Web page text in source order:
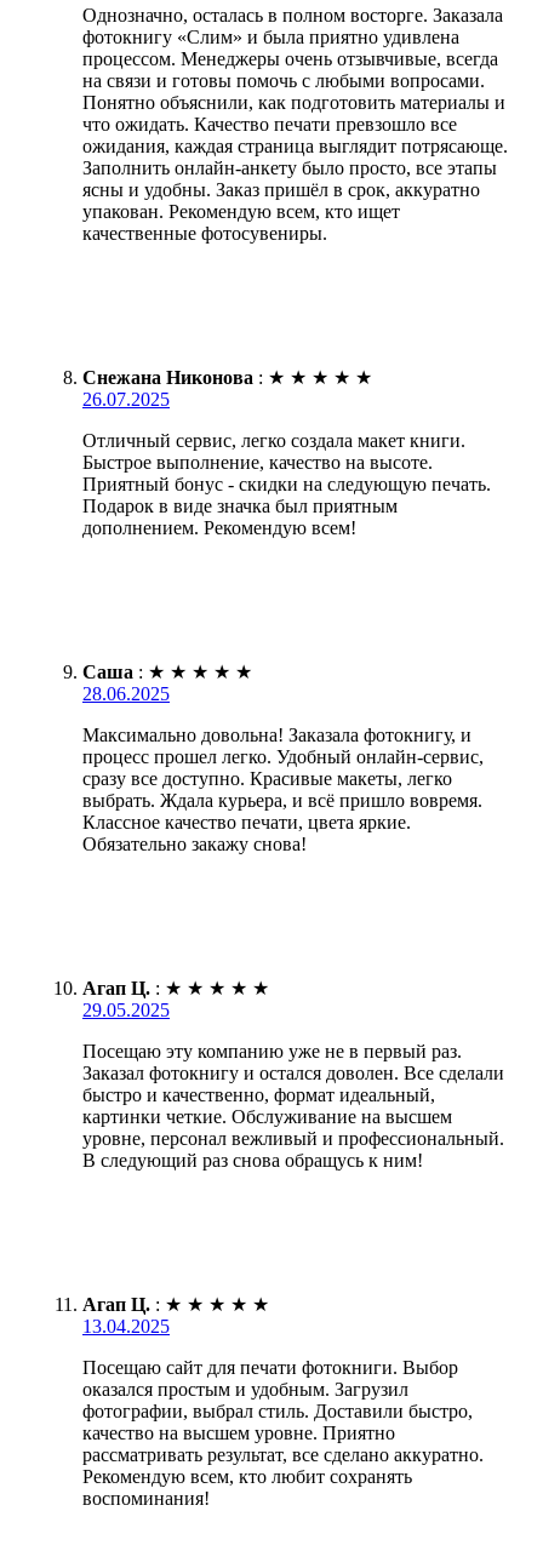
Однозначно, осталась в полном восторге. Заказала
фотокнигу «Слим» и была приятно удивлена
процессом. Менеджеры очень отзывчивые, всегда
на связи и готовы помочь с любыми вопросами.
Понятно объяснили, как подготовить материалы и
что ожидать. Качество печати превзошло все
ожидания, каждая страница выглядит потрясающе.
Заполнить онлайн-анкету было просто, все этапы
ясны и удобны. Заказ пришёл в срок, аккуратно
упакован. Рекомендую всем, кто ищет
качественные фотосувениры.
Снежана Никонова : ★ ★ ★ ★ ★
26.07.2025
Отличный сервис, легко создала макет книги.
Быстрое выполнение, качество на высоте.
Приятный бонус - скидки на следующую печать.
Подарок в виде значка был приятным
дополнением. Рекомендую всем!
Саша : ★ ★ ★ ★ ★
28.06.2025
Максимально довольна! Заказала фотокнигу, и
процесс прошел легко. Удобный онлайн-сервис,
сразу все доступно. Красивые макеты, легко
выбрать. Ждала курьера, и всё пришло вовремя.
Классное качество печати, цвета яркие.
Обязательно закажу снова!
Агап Ц. : ★ ★ ★ ★ ★
29.05.2025
Посещаю эту компанию уже не в первый раз.
Заказал фотокнигу и остался доволен. Все сделали
быстро и качественно, формат идеальный,
картинки четкие. Обслуживание на высшем
уровне, персонал вежливый и профессиональный.
В следующий раз снова обращусь к ним!
Агап Ц. : ★ ★ ★ ★ ★
13.04.2025
Посещаю сайт для печати фотокниги. Выбор
оказался простым и удобным. Загрузил
фотографии, выбрал стиль. Доставили быстро,
качество на высшем уровне. Приятно
рассматривать результат, все сделано аккуратно.
Рекомендую всем, кто любит сохранять
воспоминания!